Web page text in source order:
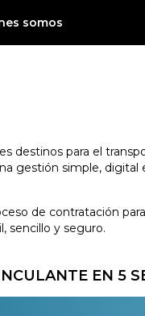
somos
destinos para el
gestión simple, digital
de contratación
sencillo y seguro.
EN 5